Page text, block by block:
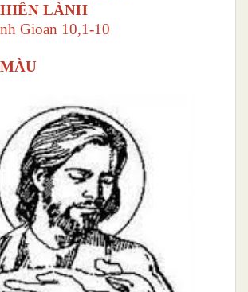
LÀNH
Gioan 10,1-10